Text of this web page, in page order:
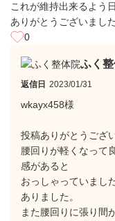
これが維持出来るよう
ありがとうございました
0
ふく
返信日 2023/01/31
wkayx458様
投稿ありがとうござ
腰回りが軽くなって
感があると
おっしゃっていまし
ありました。
また腰回りに張り間